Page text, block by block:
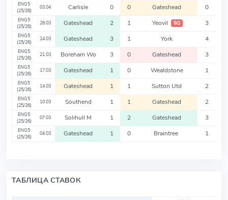
ENG5
(25/26)
03.04 Carlisle 0 0 Gateshead 0
ENG5
(25/26)
28.03 Gateshead 2 1 Yeovil 90 3
ENG5
(25/26)
24.03 Gateshead 3 1 York 4
ENG5
(25/26)
21.03 Boreham Wo 3 0 Gateshead 3
ENG5
(25/26)
17.03 Gateshead 1 0 Wealdstone 1
ENG5
(25/26)
14.03 Gateshead 1 1 Sutton Utd 2
ENG5
(25/26)
10.03 Southend 1 1 Gateshead 2
ENG5
(25/26)
07.03 Solihull M 1 2 Gateshead 3
ENG5
(25/26)
04.03 Gateshead 1 0 Braintree 1
ТАБЛИЦА СТАВОК